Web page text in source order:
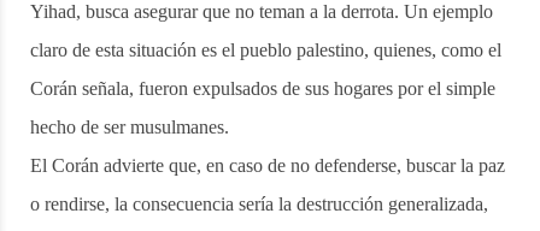
Yihad, busca asegurar que no teman a la derrota. Un ejemplo
claro de esta situación es el pueblo palestino, quienes, como el
Corán señala, fueron expulsados de sus hogares por el simple
hecho de ser musulmanes.
El Corán advierte que, en caso de no defenderse, buscar la paz
o rendirse, la consecuencia sería la destrucción generalizada,